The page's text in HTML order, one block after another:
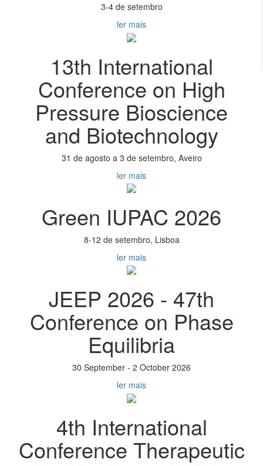
3-4 de setembro
ler mais
13th International
Conference on High
Pressure Bioscience
and Biotechnology
31 de agosto a 3 de setembro, Aveiro
ler mais
Green IUPAC 2026
8-12 de setembro, Lisboa
ler mais
JEEP 2026 - 47th
Conference on Phase
Equilibria
30 September - 2 October 2026
ler mais
4th International
Conference Therapeutic